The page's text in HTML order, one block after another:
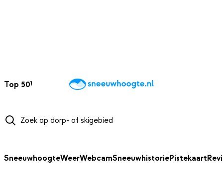
Top 50Webcams WintersportweerKaarten
SneeuwhoogteWeerWebcamSneeuwhistoriePistekaart